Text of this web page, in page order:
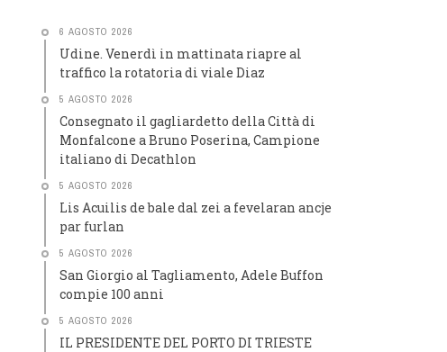
6 AGOSTO 2026
Udine. Venerdì in mattinata riapre al
traffico la rotatoria di viale Diaz
5 AGOSTO 2026
Consegnato il gagliardetto della Città di
Monfalcone a Bruno Poserina, Campione
italiano di Decathlon
5 AGOSTO 2026
Lis Acuilis de bale dal zei a fevelaran ancje
par furlan
5 AGOSTO 2026
San Giorgio al Tagliamento, Adele Buffon
compie 100 anni
5 AGOSTO 2026
IL PRESIDENTE DEL PORTO DI TRIESTE